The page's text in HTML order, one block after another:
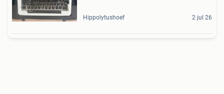
Hippolytushoef 2 jul 26